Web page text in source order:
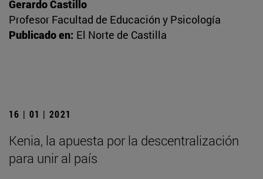
Gerardo Castillo
Profesor Facultad de Educación y Psicología
Publicado en: El Norte de Castilla
16 | 01 | 2021
Kenia, la apuesta por la descentralización
para unir al país